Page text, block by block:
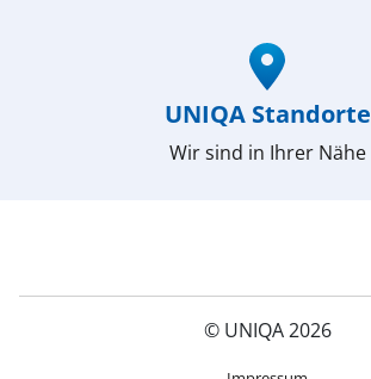
UNIQA Standorte
Wir sind in Ihrer Nähe
© UNIQA 2026